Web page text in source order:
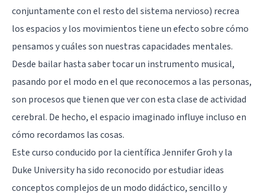
conjuntamente con el resto del sistema nervioso) recrea
los espacios y los movimientos tiene un efecto sobre cómo
pensamos y cuáles son nuestras capacidades mentales.
Desde bailar hasta saber tocar un instrumento musical,
pasando por el modo en el que reconocemos a las personas,
son procesos que tienen que ver con esta clase de actividad
cerebral. De hecho, el espacio imaginado influye incluso en
cómo recordamos las cosas.
Este curso conducido por la científica Jennifer Groh y la
Duke University ha sido reconocido por estudiar ideas
conceptos complejos de un modo didáctico, sencillo y